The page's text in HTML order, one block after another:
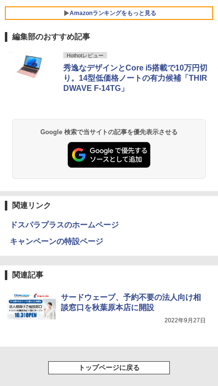
￥29,800
パソコン Windows11 Office付｜Core i5
第8世代 以降 SSD 512GB メモリ 8GB｜
DELL Latitude 3500｜中古パソコン 中
古 ノートパソコン 無線 15.6インチ HD
テンキー WEBカメラ Bluetooth HDMI
ソフトオフィス2024付き microsoft offi
パソコン 最新オフィス 第10世代 国内メ
ーカー 安心サポート 高品質 Windows11
Pro NEC Mate MKH29B-9 Core i7 16G
B 中古 パソコン デスクトップパソコン
5
液晶ディスプレイ 23インチ ディスプレ
モニター ゲーミングモニター PCモニタ
ク スピーカー：なし 24E2N2100/11
￥11,480
Amazonランキングをもっと見る
BRUCE WAYNE feat. Flo Milli, ATL Jacob
￥250
￥250
On My Road (Stadium ver.)
BUGS LIFE
by Amazon 天然水 ラベルレス 500ml ×24本
ウォーター ペットボトル 静岡県産 500ミリリ
ットル (Smart Basic)
ET ラベルレス ×8本
￥1,112
by Amazon 炭酸水 ラベルレス 500ml ×24本
【Amazon.co.jp限定】 伊藤園 磨かれて、澄
みきった日本の水 2L 8本 ラベルレス [ ケース
] [ 水 ] [ ペットボトル ] [ 箱買い ] [ ストック
薬屋のひとりごと 17巻 (デジタル版ビッグガ
￥770
￥832
HUNTER×HUNTER モノクロ版 39 (ジャンプ
コミックスDIGITAL)
スーパーの裏でヤニ吸うふたり 9巻 (デジタル
版ビッグガンガンコミックス)
編集部のおすすめ記事
Hothotレビュー
秀逸なデザインとCore i5搭載で10万円切
り。14型低価格ノートの有力候補「THIR
DWAVE F-14TG」
Google 検索で当サイトの記事を優先表示させる
関連リンク
ドスパラプラスのホームページ
キャンペーンの特設ページ
関連記事
サードウェーブ、予約不要の法人向け相
談窓口を秋葉原本店に開設
2022年9月27日
トップページに戻る